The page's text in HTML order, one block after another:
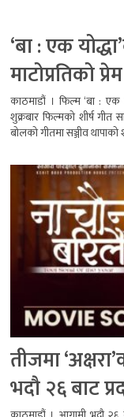
‘बा : एक
माटोप्रतिको प्रेम
काठमाडौं । फिल्म ‘बा : एक
शुक्रबार फिल्मको शीर्ष गीत
बोलको गीतमा सञ्जीव
तीजमा
भदौ २६ बाट